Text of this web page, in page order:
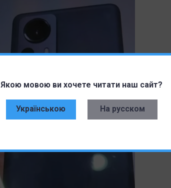
Якою мовою ви хочете читати наш сайт?
Українською На русском